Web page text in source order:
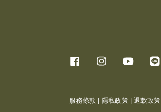
Facebook Instagram YouTube
服務條款 隱私政策 退款政策